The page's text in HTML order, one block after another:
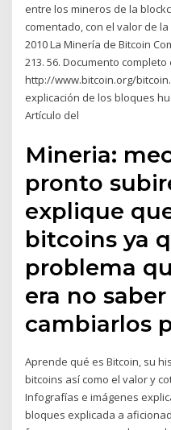
entre los mineros de la
comentado, con el valor de
2010 La Minería de Bitcoin
213. 56. Documento completo
http://www.bitcoin.org/
explicación de los bloques
Artículo del
Mineria:
pronto
explique
bitcoins ya
problema
era no
cambiarlos
Aprende qué es Bitcoin, su
bitcoins así como el valor y
Infografías e imágenes
bloques explicada a